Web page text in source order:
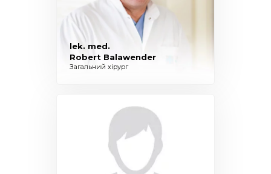
lek. med.
Robert Balawender
Загальний хірург